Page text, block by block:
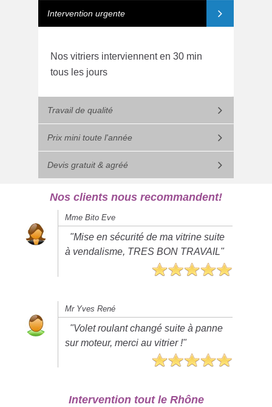
Intervention urgente
Nos vitriers interviennent en 30 min
tous les jours
Travail de qualité
Prix mini toute l'année
Devis gratuit & agréé
Nos clients nous recommandent!
Mme Bito Eve
"Mise en sécurité de ma vitrine suite
à vendalisme, TRES BON TRAVAIL"
Mr Yves René
"Volet roulant changé suite à panne
sur moteur, merci au vitrier !"
Intervention tout le Rhône